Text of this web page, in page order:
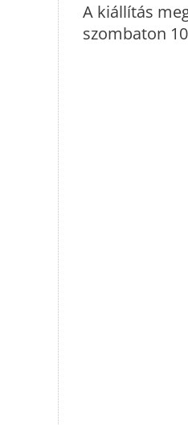
A kiállítás
szombaton